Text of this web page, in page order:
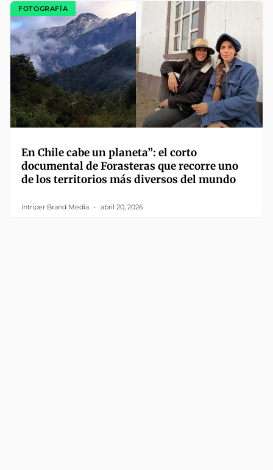
FOTOGRAFÍA
En Chile cabe un planeta”: el corto
documental de Forasteras que recorre uno
de los territorios más diversos del mundo
Intriper Brand Media abril 20, 2026